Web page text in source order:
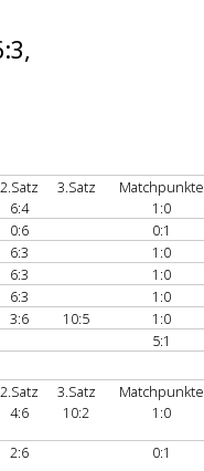
2.Satz 3.Satz Matchpunkte
6:4 1:0
0:6 0:1
6:3 1:0
6:3 1:0
6:3 1:0
3:6 10:5 1:0
5:1
2.Satz 3.Satz Matchpunkte
4:6 10:2 1:0
2:6 0:1